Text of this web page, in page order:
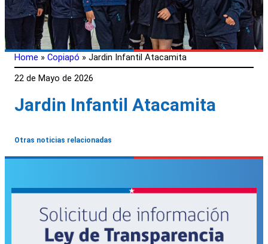
Home » Copiapó » Jardin Infantil Atacamita
22 de Mayo de 2026
Jardin Infantil Atacamita
Otras noticias relacionadas